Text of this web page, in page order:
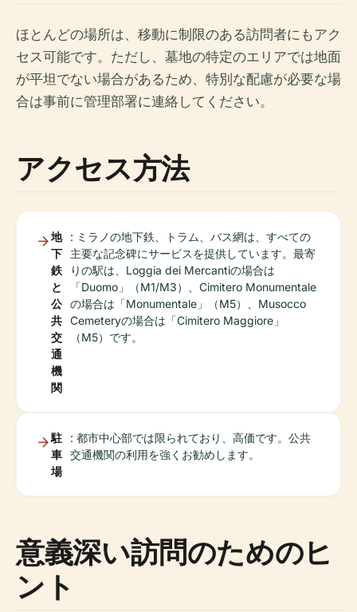
ほとんどの場所は、移動に制限のある訪問者にもアク
セス可能です。ただし、墓地の特定のエリアでは地面
が平坦でない場合があるため、特別な配慮が必要な場
合は事前に管理部署に連絡してください。
アクセス方法
地
下
鉄
と
公
共
交
通
機
関
: ミラノの地下鉄、トラム、バス網は、すべての
主要な記念碑にサービスを提供しています。最寄
りの駅は、Loggia dei Mercantiの場合は
「Duomo」（M1/M3）、Cimitero Monumentale
の場合は「Monumentale」（M5）、Musocco
Cemeteryの場合は「Cimitero Maggiore」
（M5）です。
駐
車
場
: 都市中心部では限られており、高価です。公共
交通機関の利用を強くお勧めします。
意義深い訪問のためのヒ
ント